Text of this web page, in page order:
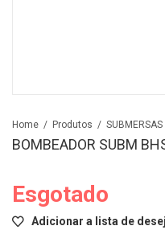
Home Produtos SUBMERSAS
BOMBEADOR SUBM
Esgotado
Adicionar a lista de